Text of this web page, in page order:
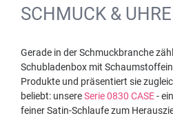
SCHMUCK &
Gerade in der Schmuckbranche
Schubladenbox mit
Produkte und präsentiert sie
beliebt: unsereSerie 0830 CASE-
feiner Satin-Schlaufe zum